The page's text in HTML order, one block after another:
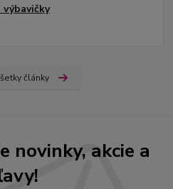
články
novinky, akcie a